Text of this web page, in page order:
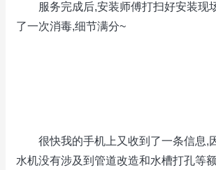
服务完成后,安装师傅打扫好安装现
了一次消毒,细节满分~
很快我的手机上又收到了一条信息,
水机没有涉及到管道改造和水槽打孔等